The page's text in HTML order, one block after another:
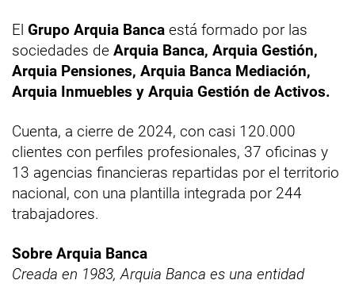
El Grupo Arquia Banca está formado por las
sociedades de Arquia Banca, Arquia Gestión,
Arquia Pensiones, Arquia Banca Mediación,
Arquia Inmuebles y Arquia Gestión de Activos.
Cuenta, a cierre de 2024, con casi 120.000
clientes con perfiles profesionales, 37 oficinas y
13 agencias financieras repartidas por el territorio
nacional, con una plantilla integrada por 244
trabajadores.
Sobre Arquia Banca
Creada en 1983, Arquia Banca es una entidad